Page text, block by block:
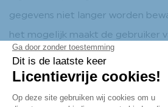
gegevens niet langer worden
het mogelijk maakt de gebruiker
identificeren dan noodzakelijk is
waarvoor de gegevens worden